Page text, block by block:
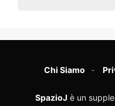
Chi Siamo
SpazioJ è un